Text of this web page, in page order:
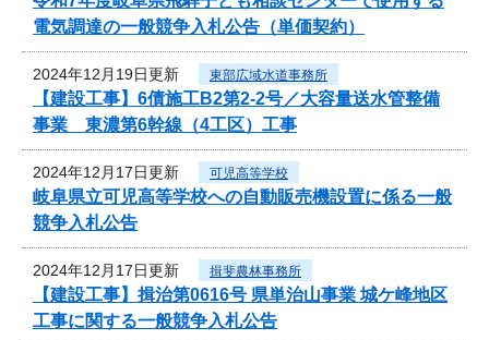
電気調達の一般競争入札公告（単価契約）
2024年12月19日更新 東部広域水道事務所
【建設工事】6債施工B2第2-2号／大容量送水管整備
事業 東濃第6幹線（4工区）工事
2024年12月17日更新 可児高等学校
岐阜県立可児高等学校への自動販売機設置に係る一般
競争入札公告
2024年12月17日更新 揖斐農林事務所
【建設工事】揖治第0616号 県単治山事業 城ケ峰地区
工事に関する一般競争入札公告